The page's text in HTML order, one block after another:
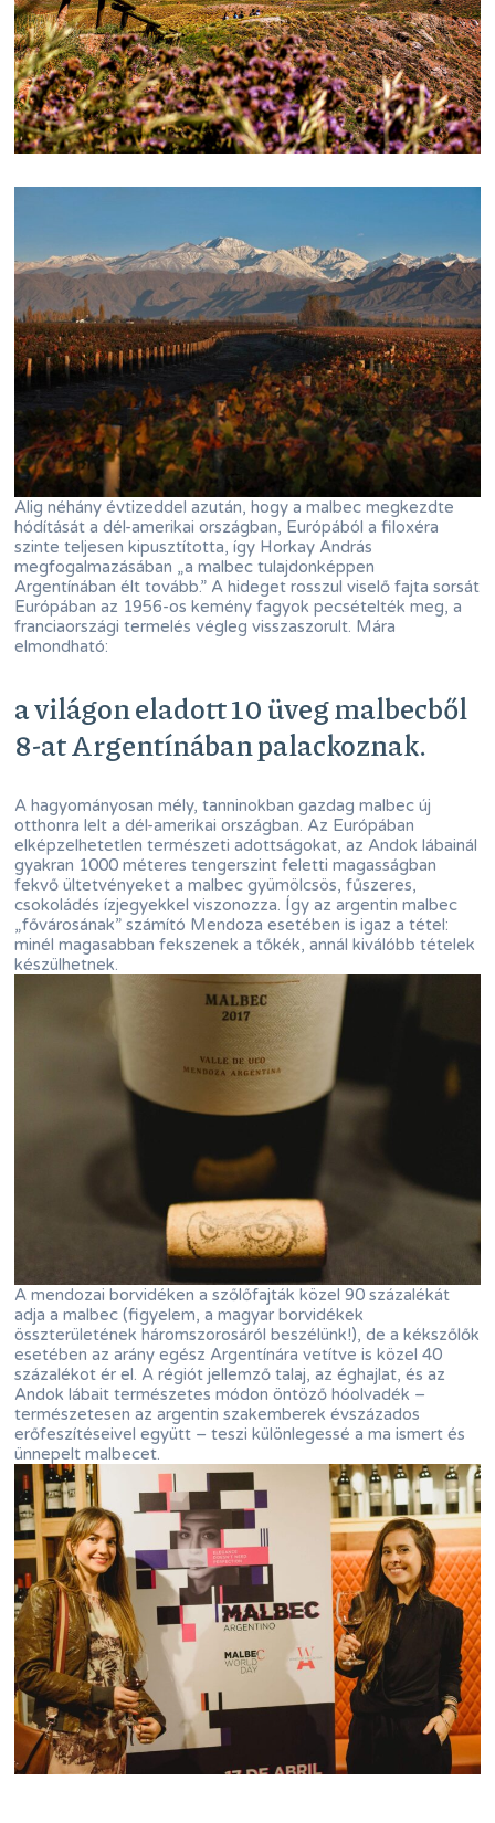
Alig néhány évtizeddel azután, hogy a malbec megkezdte
hódítását a dél-amerikai országban, Európából a filoxéra
szinte teljesen kipusztította, így Horkay András
megfogalmazásában „a malbec tulajdonképpen
Argentínában élt tovább.” A hideget rosszul viselő fajta sorsát
Európában az 1956-os kemény fagyok pecsételték meg, a
franciaországi termelés végleg visszaszorult. Mára
elmondható:
a világon eladott 10 üveg malbecből
8-at Argentínában palackoznak.
A hagyományosan mély, tanninokban gazdag malbec új
otthonra lelt a dél-amerikai országban. Az Európában
elképzelhetetlen természeti adottságokat, az Andok lábainál
gyakran 1000 méteres tengerszint feletti magasságban
fekvő ültetvényeket a malbec gyümölcsös, fűszeres,
csokoládés ízjegyekkel viszonozza. Így az argentin malbec
„fővárosának” számító Mendoza esetében is igaz a tétel:
minél magasabban fekszenek a tőkék, annál kiválóbb tételek
készülhetnek.
A mendozai borvidéken a szőlőfajták közel 90 százalékát
adja a malbec (figyelem, a magyar borvidékek
összterületének háromszorosáról beszélünk!), de a kékszőlők
esetében az arány egész Argentínára vetítve is közel 40
százalékot ér el. A régiót jellemző talaj, az éghajlat, és az
Andok lábait természetes módon öntöző hóolvadék –
természetesen az argentin szakemberek évszázados
erőfeszítéseivel együtt – teszi különlegessé a ma ismert és
ünnepelt malbecet.